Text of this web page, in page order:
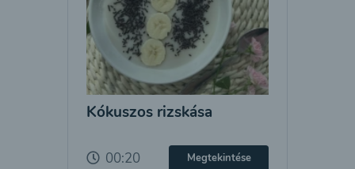
Kókuszos rizskása
00:20 Megtekintése